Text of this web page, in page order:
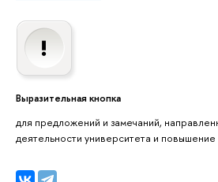
Выразительная кнопка
для предложений и замечаний,
деятельности университета и